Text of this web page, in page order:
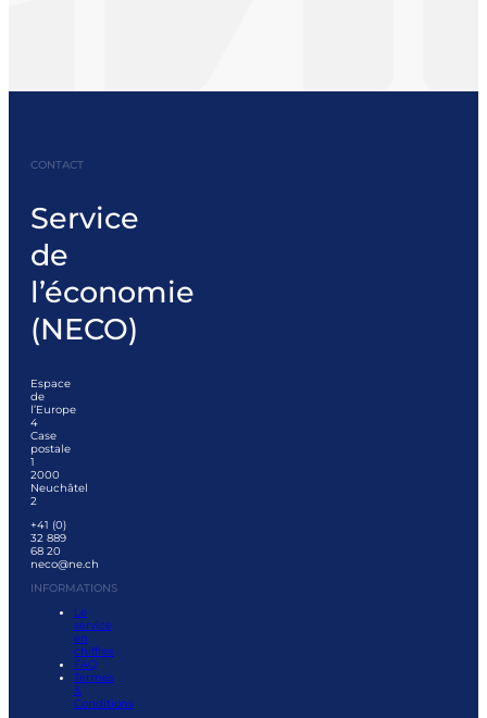
CONTACT
Service
de
l’économie
(NECO)
Espace
de
l’Europe
4
Case
postale
1
2000
Neuchâtel
2
+41 (0)
32 889
68 20
neco@ne.ch
INFORMATIONS
Le
service
en
chiffres
FAQ
Termes
&
Conditions